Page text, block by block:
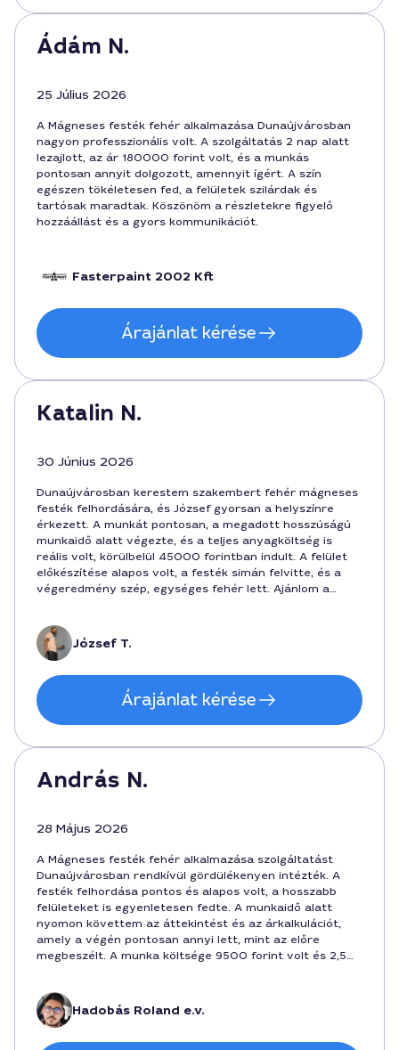
Ádám N.
25 Július 2026
A Mágneses festék fehér alkalmazása Dunaújvárosban
nagyon professzionális volt. A szolgáltatás 2 nap alatt
lezajlott, az ár 180000 forint volt, és a munkás
pontosan annyit dolgozott, amennyit ígért. A szín
egészen tökéletesen fed, a felületek szilárdak és
tartósak maradtak. Köszönöm a részletekre figyelő
hozzáállást és a gyors kommunikációt.
Fasterpaint 2002 Kft
Árajánlat kérése
Katalin N.
30 Június 2026
Dunaújvárosban kerestem szakembert fehér mágneses
festék felhordására, és József gyorsan a helyszínre
érkezett. A munkát pontosan, a megadott hosszúságú
munkaidő alatt végezte, és a teljes anyagköltség is
reális volt, körülbelül 45000 forintban indult. A felület
előkészítése alapos volt, a festék simán felvitte, és a
végeredmény szép, egységes fehér lett. Ajánlom a
József T.
Árajánlat kérése
András N.
28 Május 2026
A Mágneses festék fehér alkalmazása szolgáltatást
Dunaújvárosban rendkívül gördülékenyen intézték. A
festék felhordása pontos és alapos volt, a hosszabb
felületeket is egyenletesen fedte. A munkaidő alatt
nyomon követtem az áttekintést és az árkalkulációt,
amely a végén pontosan annyi lett, mint az előre
megbeszélt. A munka költsége 9500 forint volt és 2,5
Hadobás Roland e.v.